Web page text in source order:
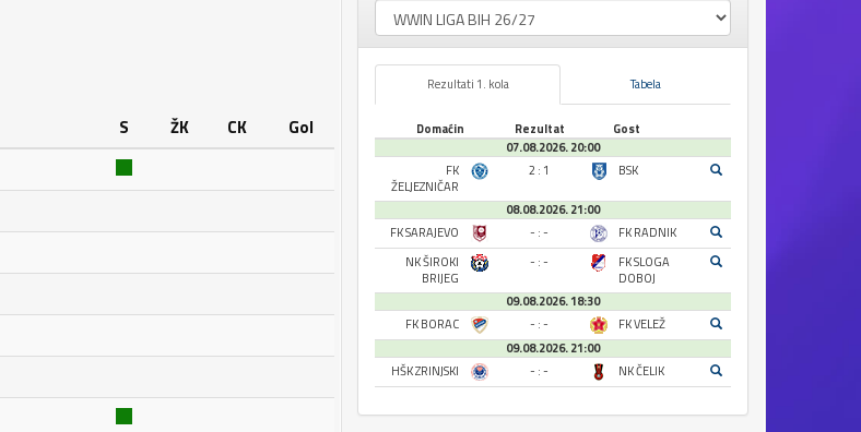
S ŽK CK
Gol
Rezultati 1. kola Tabela
Domaćin Rezultat
Gost
07.08.2026. 20:00
FK
ŽELJEZNIČAR
2 : 1 BSK
08.08.2026. 21:00
FK SARAJEVO
- : -
FK RADNIK
NK ŠIROKI
BRIJEG
- : -
FK SLOGA
DOBOJ
09.08.2026. 18:30
FK BORAC
- : -
FK VELEŽ
09.08.2026. 21:00
HŠK ZRINJSKI
- : - NK ČELIK